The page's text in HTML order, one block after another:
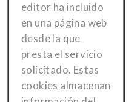
editor ha incluido
en una página web
desde la que
presta el servicio
solicitado. Estas
cookies almacenan